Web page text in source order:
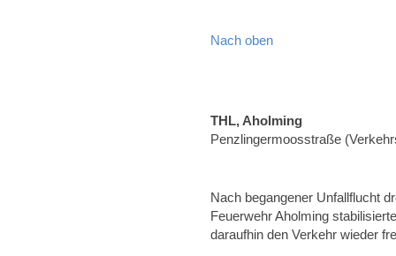
Nach oben
THL, Aholming
Penzlingermoosstraße
Nach begangener Unfallflucht
Feuerwehr Aholming
daraufhin den Verkehr wieder